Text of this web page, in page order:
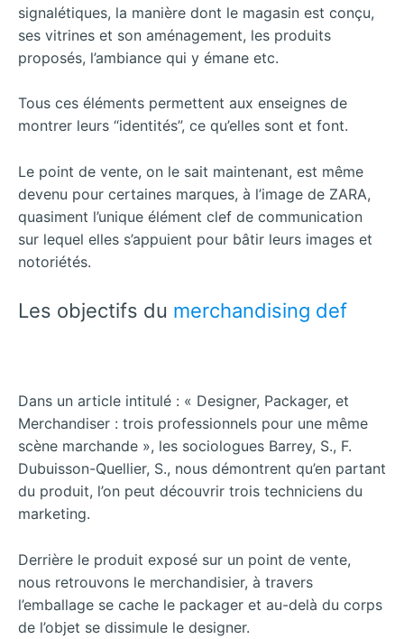
signalétiques, la manière dont le magasin est conçu,
ses vitrines et son aménagement, les produits
proposés, l’ambiance qui y émane etc.
Tous ces éléments permettent aux enseignes de
montrer leurs “identités”, ce qu’elles sont et font.
Le point de vente, on le sait maintenant, est même
devenu pour certaines marques, à l’image de ZARA,
quasiment l’unique élément clef de communication
sur lequel elles s’appuient pour bâtir leurs images et
notoriétés.
Les objectifs du merchandising def
Dans un article intitulé : « Designer, Packager, et
Merchandiser : trois professionnels pour une même
scène marchande », les sociologues Barrey, S., F.
Dubuisson-Quellier, S., nous démontrent qu’en partant
du produit, l’on peut découvrir trois techniciens du
marketing.
Derrière le produit exposé sur un point de vente,
nous retrouvons le merchandisier, à travers
l’emballage se cache le packager et au-delà du corps
de l’objet se dissimule le designer.